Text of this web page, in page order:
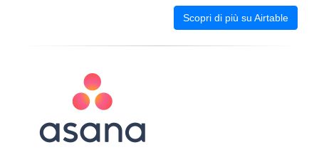
Scopri di più su Airtable